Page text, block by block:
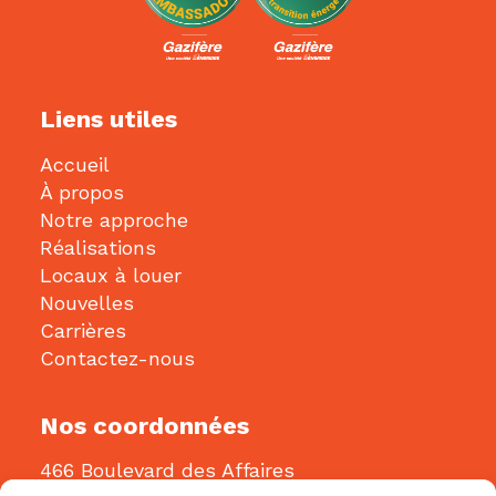
Liens utiles
Accueil
À propos
Notre approche
Réalisations
Locaux à louer
Nouvelles
Carrières
Contactez-nous
Nos coordonnées
466 Boulevard des Affaires